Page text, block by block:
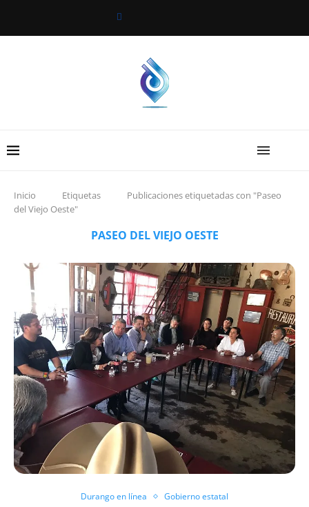
Inicio Etiquetas
Publicaciones etiquetadas con "Paseo
del Viejo Oeste"
PASEO DEL VIEJO OESTE
Durango en línea Gobierno estatal